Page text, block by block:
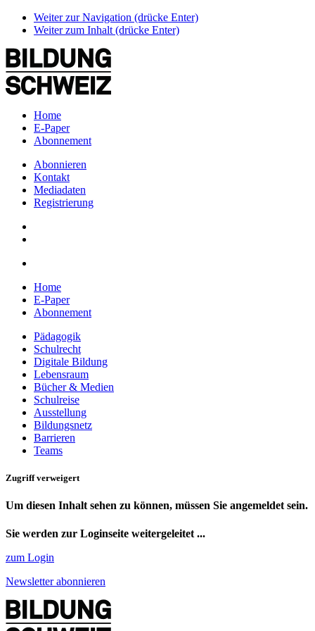
Weiter zur Navigation (drücke Enter)
Weiter zum Inhalt (drücke Enter)
Home
E-Paper
Abonnement
Abonnieren
Kontakt
Mediadaten
Registrierung
Home
E-Paper
Abonnement
Pädagogik
Schulrecht
Digitale Bildung
Lebensraum
Bücher & Medien
Schulreise
Ausstellung
Bildungsnetz
Barrieren
Teams
Zugriff verweigert
Um diesen Inhalt sehen zu können, müssen Sie angemeldet sein.
Sie werden zur Loginseite weitergeleitet ...
zum Login
Newsletter abonnieren